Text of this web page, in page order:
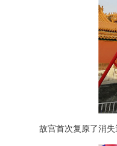
故宫首次复原了消失